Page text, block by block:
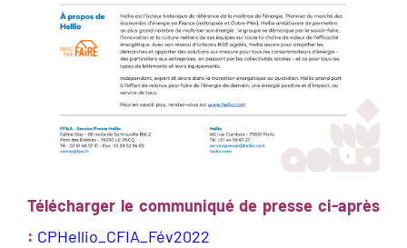
Télécharger le communiqué de presse ci-après
: CPHellio_CFIA_Fév2022